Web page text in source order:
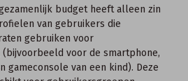
budget heeft alleen zin
van gebruikers die
gebruiken voor
voor de smartphone,
gameconsole van een kind). Deze